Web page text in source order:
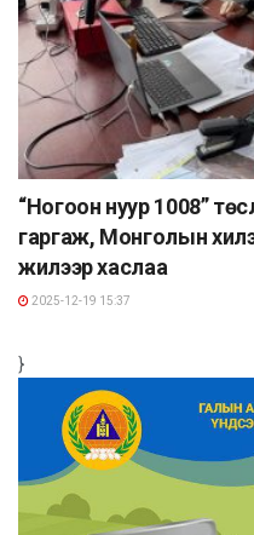
“Ногоон нуур 1008”
гаргаж, Монголын
жилээр хаслаа
2025-12-19 15:37
}